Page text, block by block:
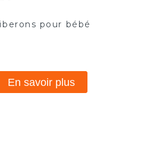
pour bébé
En savoir plus